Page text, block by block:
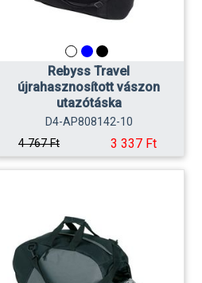
Rebyss Travel
újrahasznosított vászon
utazótáska
D4-AP808142-10
4 767 Ft
3 337 Ft